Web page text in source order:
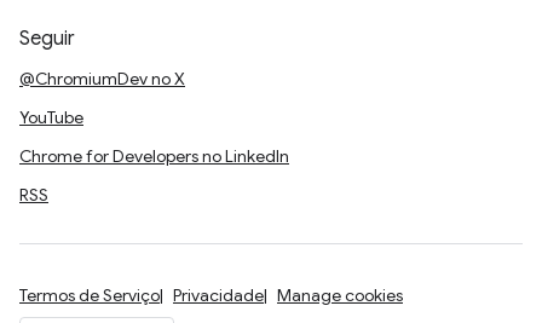
Seguir
@ChromiumDev no X
YouTube
Chrome for Developers no LinkedIn
RSS
Termos de Serviço Privacidade Manage cookies